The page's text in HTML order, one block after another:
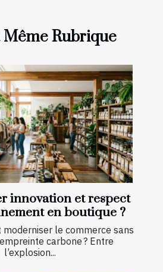
Même Rubrique
innovation et respect
en boutique ?
le commerce sans
carbone ? Entre
l’explosion...